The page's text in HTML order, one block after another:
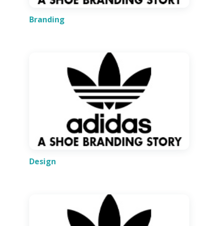
Branding
Design